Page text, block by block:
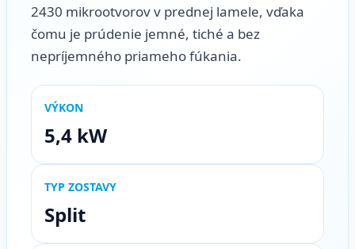
2430 mikrootvorov v prednej lamele, vďaka
čomu je prúdenie jemné, tiché a bez
nepríjemného priameho fúkania.
VÝKON
5,4 kW
TYP ZOSTAVY
Split